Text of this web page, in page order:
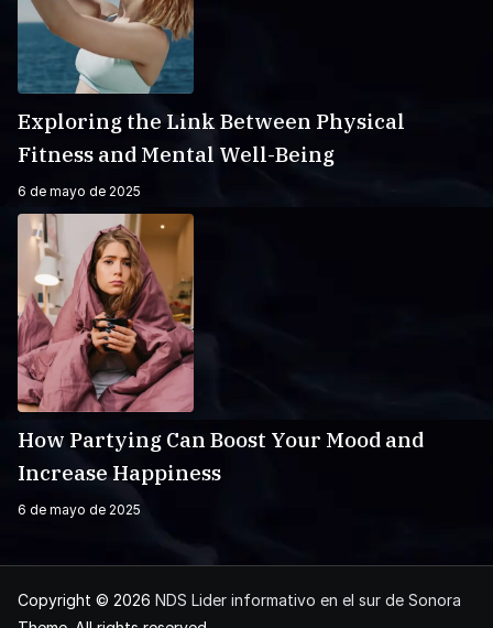
Exploring the Link Between Physical
Fitness and Mental Well-Being
6 de mayo de 2025
How Partying Can Boost Your Mood and
Increase Happiness
6 de mayo de 2025
Copyright © 2026 NDS Lider informativo en el sur de Sonora